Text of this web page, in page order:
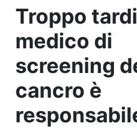
Troppo
medico di
screening
cancro è